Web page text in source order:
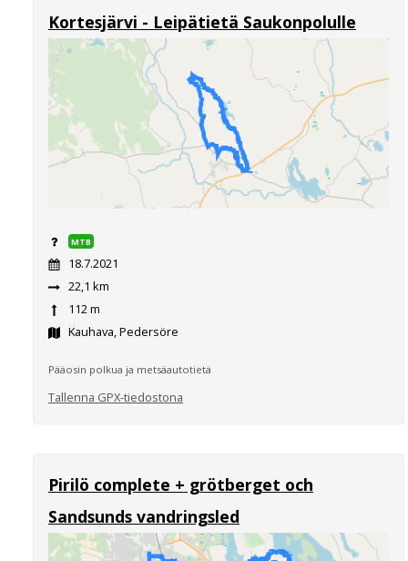
Kortesjärvi - Leipätietä Saukonpolulle
MTB
18.7.2021
22,1 km
112 m
Kauhava, Pedersöre
Pääosin polkua ja metsäautotietä
Tallenna GPX-tiedostona
Pirilö complete + grötberget och
Sandsunds vandringsled